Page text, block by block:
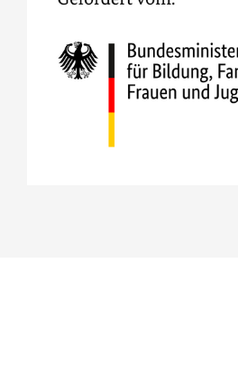
Bundesministerium
Familie, Senioren,
Jugend
https://